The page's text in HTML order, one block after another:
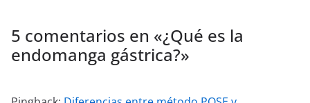
5 comentarios en «¿Qué es la
endomanga gástrica?»